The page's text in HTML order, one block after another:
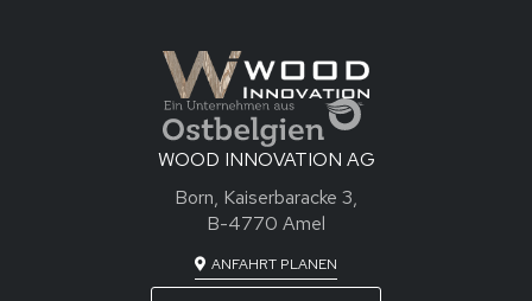
WOOD INNOVATION AG
Born, Kaiserbaracke 3,
B-4770 Amel
ANFAHRT PLANEN